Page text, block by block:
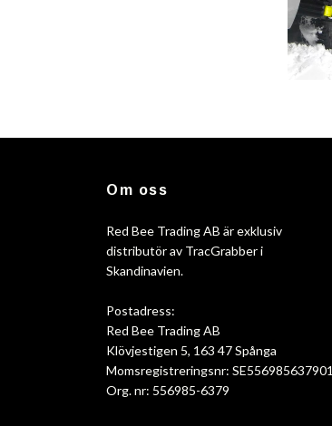
Om oss
Red Bee Trading AB är exklusiv
distributör av TracGrabber i
Skandinavien.
Postadress:
Red Bee Trading AB
Klövjestigen 5, 163 47 Spånga
Momsregistreringsnr: SE556985637901
Org. nr: 556985-6379